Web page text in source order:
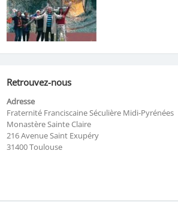
Retrouvez-nous
Adresse
Fraternité Franciscaine Séculière Midi-Pyrénées
Monastère Sainte Claire
216 Avenue Saint Exupéry
31400 Toulouse